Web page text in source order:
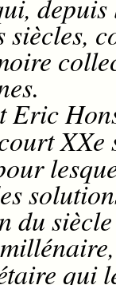
depuis
siècles,
Eric
XXe
du
qui